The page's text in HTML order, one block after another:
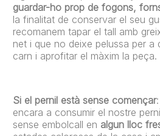
guardar-ho prop de fogons,
la finalitat de conservar el seu
recomanem tapar el tall amb
net i que no deixe pelussa per a
carn i aprofitar el màxim la peça.
Si el pernil està sense començar
encara a consumir el nostre
sense embolcall en algun lloc